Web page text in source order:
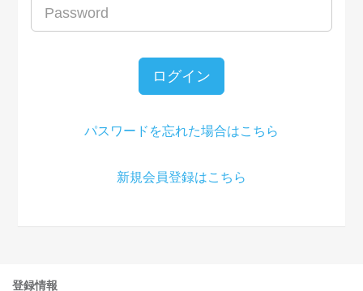
ログイン
パスワードを忘れた場合はこちら
新規会員登録はこちら
登録情報